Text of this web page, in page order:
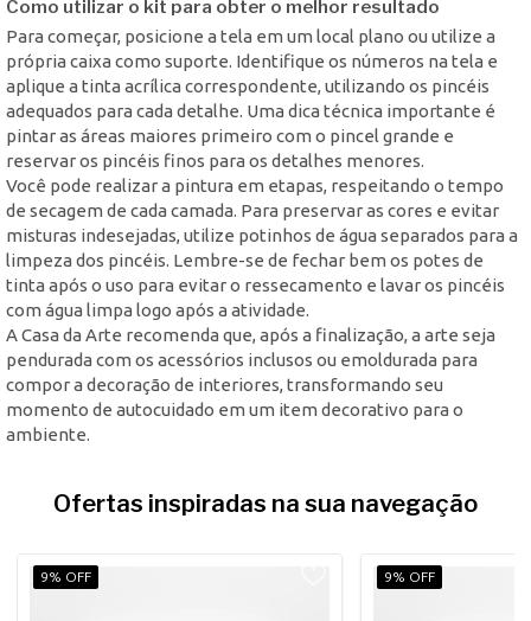
Como utilizar o kit para obter o melhor resultado
Para começar, posicione a tela em um local plano ou utilize a
própria caixa como suporte. Identifique os números na tela e
aplique a tinta acrílica correspondente, utilizando os pincéis
adequados para cada detalhe. Uma dica técnica importante é
pintar as áreas maiores primeiro com o pincel grande e
reservar os pincéis finos para os detalhes menores.
Você pode realizar a pintura em etapas, respeitando o tempo
de secagem de cada camada. Para preservar as cores e evitar
misturas indesejadas, utilize potinhos de água separados para a
limpeza dos pincéis. Lembre-se de fechar bem os potes de
tinta após o uso para evitar o ressecamento e lavar os pincéis
com água limpa logo após a atividade.
A Casa da Arte recomenda que, após a finalização, a arte seja
pendurada com os acessórios inclusos ou emoldurada para
compor a decoração de interiores, transformando seu
momento de autocuidado em um item decorativo para o
ambiente.
Ofertas inspiradas na sua navegação
9% OFF 9% OFF